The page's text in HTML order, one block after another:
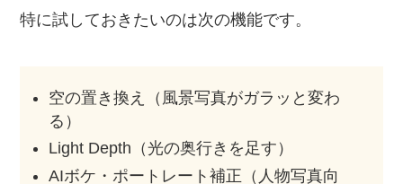
特に試しておきたいのは次の機能です。
空の置き換え（風景写真がガラッと変わ
る）
Light Depth（光の奥行きを足す）
AIボケ・ポートレート補正（人物写真向